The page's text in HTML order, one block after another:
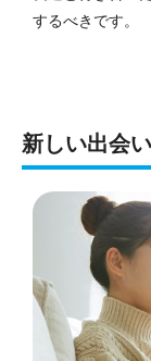
するべきです。
新しい出会